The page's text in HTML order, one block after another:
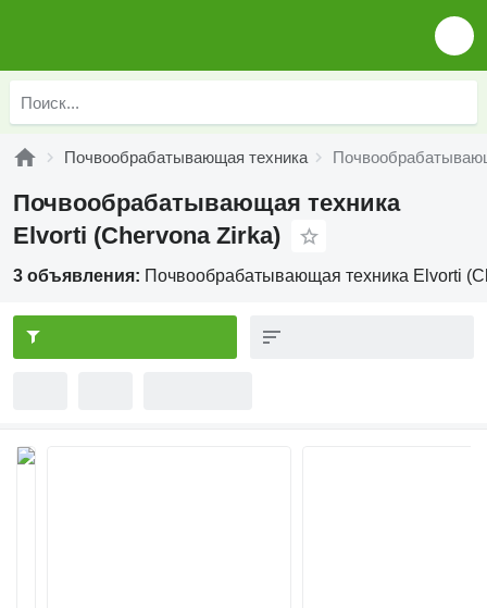
Почвообрабатывающая техника
Почвообрабатывающая техника
Elvorti (Chervona Zirka)
3 объявления: Почвообрабатывающая техника Elvorti